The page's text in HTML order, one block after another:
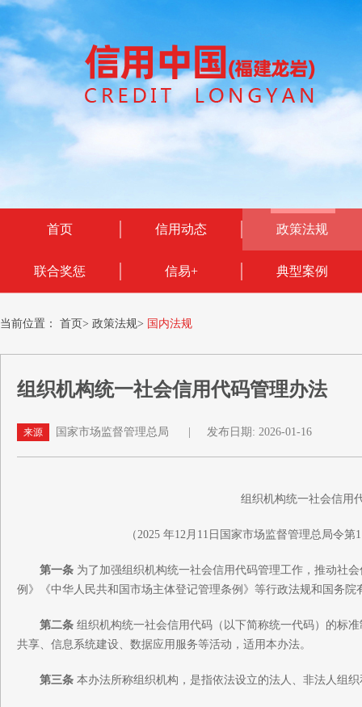
首页 信用动态 政策法规
联合奖惩 信易+ 典型案例
当前位置： 首页> 政策法规> 国内法规
组织机构统一社会信用代码管理办法
来源 国家市场监督管理总局 发布日期: 2026-01-16
组织机构统一社会信用
（2025 年12月11日国家市场监督管理总局令
第一条 为了加强组织机构统一社会信用代码管理工作，推动社
例》《中华人民共和国市场主体登记管理条例》等行政法规和国务院
第二条 组织机构统一社会信用代码（以下简称统一代码）的标
共享、信息系统建设、数据应用服务等活动，适用本办法。
第三条 本办法所称组织机构，是指依法设立的法人、非法人组